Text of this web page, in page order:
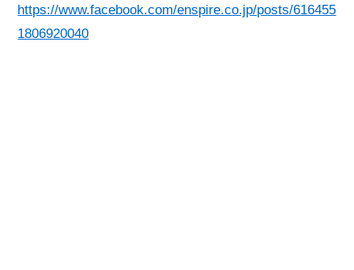
https://www.facebook.com/enspire.co.jp/posts/616455
1806920040